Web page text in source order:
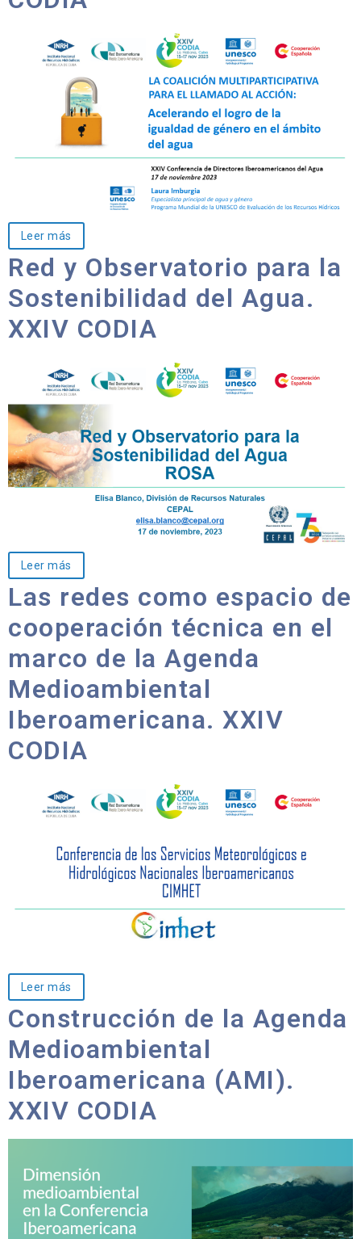
Leer más
Red y Observatorio para la
Sostenibilidad del Agua.
XXIV CODIA
Leer más
Las redes como espacio de
cooperación técnica en el
marco de la Agenda
Medioambiental
Iberoamericana. XXIV
CODIA
Leer más
Construcción de la Agenda
Medioambiental
Iberoamericana (AMI).
XXIV CODIA